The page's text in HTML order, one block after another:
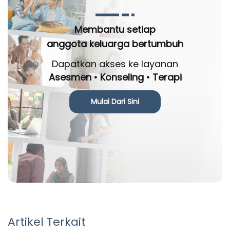
Membantu setiap
anggota keluarga bertumbuh
Dapatkan akses ke layanan
Asesmen • Konseling • Terapi
Mulai Dari Sini
Artikel Terkait